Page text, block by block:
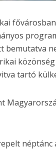
bemutatva
tartó
néptánc